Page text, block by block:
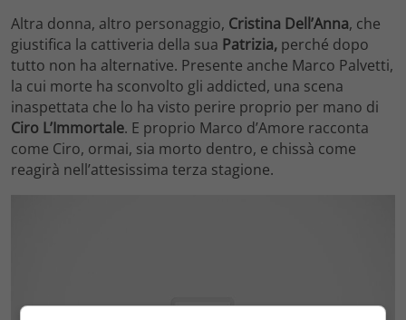
Altra donna, altro personaggio, Cristina Dell’Anna, che
giustifica la cattiveria della sua Patrizia, perché dopo
tutto non ha alternative. Presente anche Marco Palvetti,
la cui morte ha sconvolto gli addicted, una scena
inaspettata che lo ha visto perire proprio per mano di
Ciro L’Immortale. E proprio Marco d’Amore racconta
come Ciro, ormai, sia morto dentro, e chissà come
reagirà nell’attesissima terza stagione.